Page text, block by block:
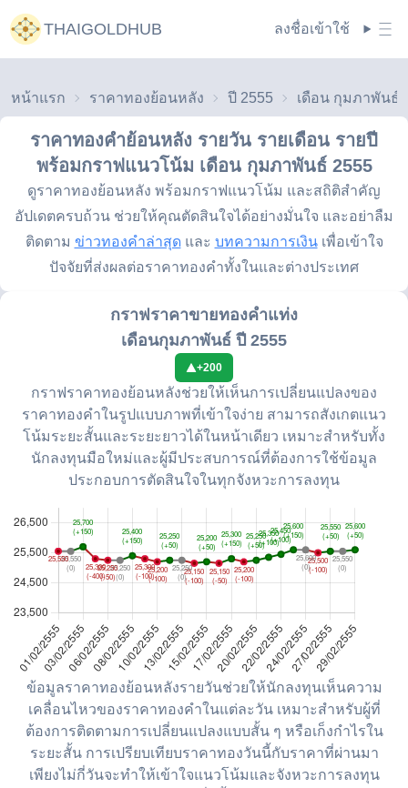
THAIGOLDHUB ลงชื่อเข้าใช้
หน้าแรก ราคาทองย้อนหลัง ปี 2555
ราคาทองคำย้อนหลัง รายวัน รายเดือน รายปี
พร้อมกราฟแนวโน้ม เดือน กุมภาพันธ์ 2555
ดูราคาทองย้อนหลัง พร้อมกราฟแนวโน้ม และสถิติสำคัญ
อัปเดตครบถ้วน ช่วยให้คุณตัดสินใจได้อย่างมั่นใจ และอย่าลืม
ติดตาม ข่าวทองคำล่าสุด และ บทความการเงิน เพื่อเข้าใจ
ปัจจัยที่ส่งผลต่อราคาทองคำทั้งในและต่างประเทศ
กราฟราคาขายทองคำแท่ง
เดือนกุมภาพันธ์ ปี 2555
+200
กราฟราคาทองย้อนหลังช่วยให้เห็นการเปลี่ยนแปลงของ
ราคาทองคำในรูปแบบภาพที่เข้าใจง่าย สามารถสังเกตแนว
โน้มระยะสั้นและระยะยาวได้ในหน้าเดียว เหมาะสำหรับทั้ง
นักลงทุนมือใหม่และผู้มีประสบการณ์ที่ต้องการใช้ข้อมูล
ประกอบการตัดสินใจในทุกจังหวะการลงทุน
ข้อมูลราคาทองย้อนหลังรายวันช่วยให้นักลงทุนเห็นความ
เคลื่อนไหวของราคาทองคำในแต่ละวัน เหมาะสำหรับผู้ที่
ต้องการติดตามการเปลี่ยนแปลงแบบสั้น ๆ หรือเก็งกำไรใน
ระยะสั้น การเปรียบเทียบราคาทองวันนี้กับราคาที่ผ่านมา
เพียงไม่กี่วันจะทำให้เข้าใจแนวโน้มและจังหวะการลงทุน